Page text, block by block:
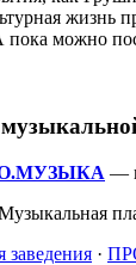
жизнь
пока можно
—
заведения ·